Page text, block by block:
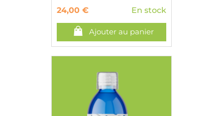
24,00 € En stock
Ajouter au panier